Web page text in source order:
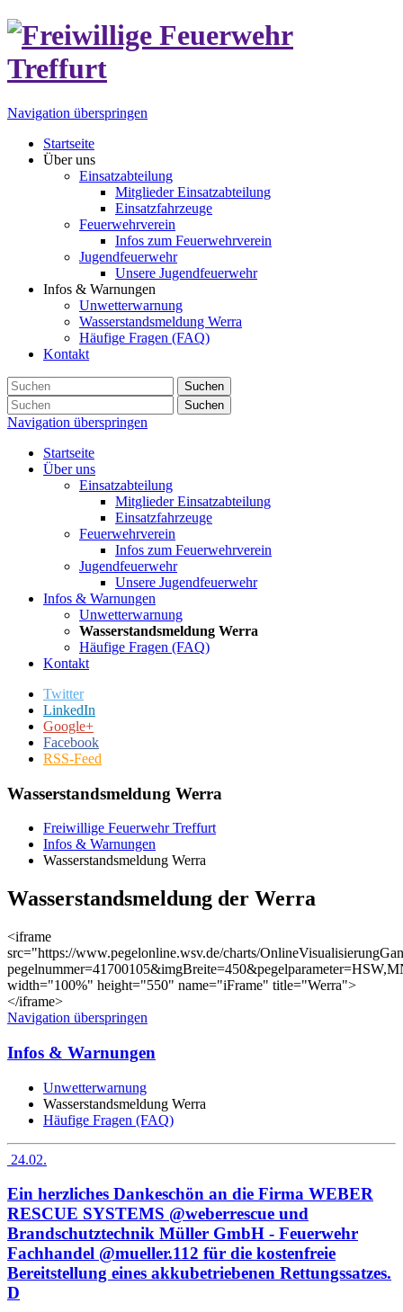
Navigation überspringen
Startseite
Über uns
Einsatzabteilung
Mitglieder Einsatzabteilung
Einsatzfahrzeuge
Feuerwehrverein
Infos zum Feuerwehrverein
Jugendfeuerwehr
Unsere Jugendfeuerwehr
Infos & Warnungen
Unwetterwarnung
Wasserstandsmeldung Werra
Häufige Fragen (FAQ)
Kontakt
Suchen
Suchen
Navigation überspringen
Startseite
Über uns
Einsatzabteilung
Mitglieder Einsatzabteilung
Einsatzfahrzeuge
Feuerwehrverein
Infos zum Feuerwehrverein
Jugendfeuerwehr
Unsere Jugendfeuerwehr
Infos & Warnungen
Unwetterwarnung
Wasserstandsmeldung Werra
Häufige Fragen (FAQ)
Kontakt
Twitter
LinkedIn
Google+
Facebook
RSS-Feed
Wasserstandsmeldung Werra
Freiwillige Feuerwehr Treffurt
Infos & Warnungen
Wasserstandsmeldung Werra
Wasserstandsmeldung der Werra
<iframe
src="https://www.pegelonline.wsv.de/charts/
width="100%" height="550" name="iFrame" title="Werra">
</iframe>
Navigation überspringen
Infos & Warnungen
Unwetterwarnung
Wasserstandsmeldung Werra
Häufige Fragen (FAQ)
24.02.
Ein herzliches Dankeschön an die Firma WEBER
RESCUE SYSTEMS @weberrescue und
Brandschutztechnik Müller GmbH - Feuerwehr
Fachhandel @mueller.112 für die kostenfreie
Bereitstellung eines akkubetriebenen Rettungssatzes.
D